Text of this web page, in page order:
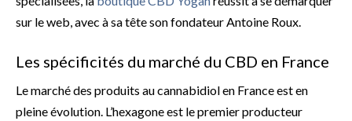
sur le web, avec à sa tête son fondateur Antoine Roux.
Les spécificités du marché du CBD en France
Le marché des produits au cannabidiol en France est en
pleine évolution. L’hexagone est le premier producteur